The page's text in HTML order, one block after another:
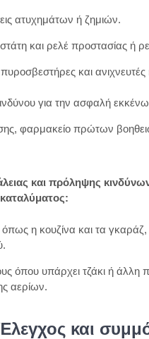
ατυχημάτων ή ζημιών.
και ρελέ προστασίας ή
και
για την ασφαλή
φαρμακείο πρώτων
και πρόληψης
η κουζίνα και τα
όπου υπάρχει τζάκι ή άλλη
αερίων.
και